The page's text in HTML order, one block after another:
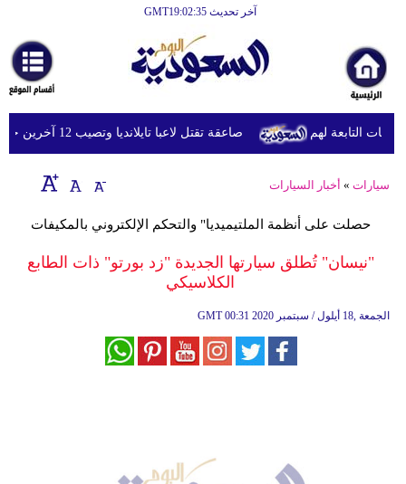
آخر تحديث GMT19:02:35
أخبارعاجلة
رياضة
ثقافة
إقتصاد
صاعقة تقتل لاعبا تايلانديا وتصيب 12 آخرين خلال مباراة التابعة لهم
سيارات » أخبار السيارات
حصلت على أنظمة الملتيميديا" والتحكم الإلكتروني بالمكيفات
"نيسان" تُطلق سيارتها الجديدة "زد بورتو" ذات الطابع
الكلاسيكي
GMT 00:31 2020 الجمعة ,18 أيلول / سبتمبر